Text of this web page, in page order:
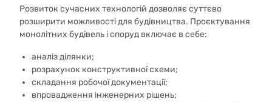
Розвиток сучасних технологій дозволяє суттєво
розширити можливості для будівництва. Проєктування
монолітних будівель і споруд включає в себе:
аналіз ділянки;
розрахунок конструктивної схеми;
складання робочої документації;
впровадження інженерних рішень;